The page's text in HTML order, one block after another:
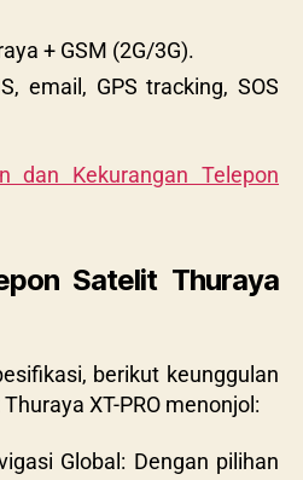
+ GSM (2G/3G).
email, GPS tracking, SOS
dan Kekurangan Telepon
Satelit Thuraya
berikut keunggulan
XT-PRO menonjol:
Global: Dengan pilihan